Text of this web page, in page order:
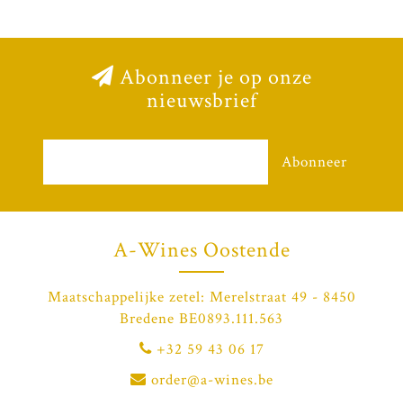
Abonneer je op onze
nieuwsbrief
Abonneer
A-Wines Oostende
Maatschappelijke zetel: Merelstraat 49 - 8450
Bredene BE0893.111.563
+32 59 43 06 17
order@a-wines.be